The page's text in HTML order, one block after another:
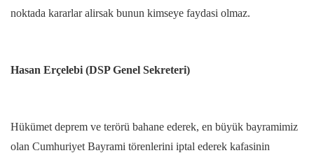
noktada kararlar alirsak bunun kimseye faydasi olmaz.
Hasan Erçelebi (DSP Genel Sekreteri)
Hükümet deprem ve terörü bahane ederek, en büyük bayramimiz
olan Cumhuriyet Bayrami törenlerini iptal ederek kafasinin